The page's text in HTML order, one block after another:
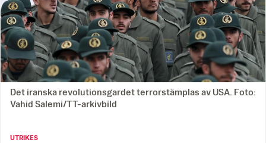
Det iranska revolutionsgardet terrorstämplas av USA. Foto:
Vahid Salemi/TT-arkivbild
UTRIKES